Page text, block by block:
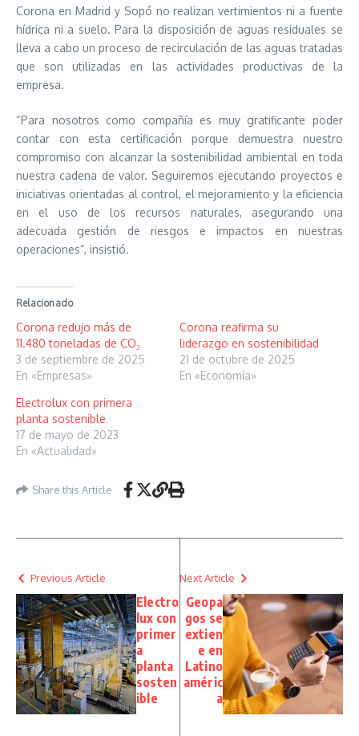
Corona en Madrid y Sopó no realizan vertimientos ni a fuente
hídrica ni a suelo. Para la disposición de aguas residuales se
lleva a cabo un proceso de recirculación de las aguas tratadas
que son utilizadas en las actividades productivas de la
empresa.
“Para nosotros como compañía es muy gratificante poder
contar con esta certificación porque demuestra nuestro
compromiso con alcanzar la sostenibilidad ambiental en toda
nuestra cadena de valor. Seguiremos ejecutando proyectos e
iniciativas orientadas al control, el mejoramiento y la eficiencia
en el uso de los recursos naturales, asegurando una
adecuada gestión de riesgos e impactos en nuestras
operaciones”, insistió.
Relacionado
Corona redujo más de
11.480 toneladas de CO₂
3 de septiembre de 2025
En «Empresas»
Corona reafirma su
liderazgo en sostenibilidad
21 de octubre de 2025
En «Economía»
Electrolux con primera
planta sostenible
17 de mayo de 2023
En «Actualidad»
Share this Article
Previous Article
Electro
lux con
primer
a
planta
sosten
ible
Next Article
Geopa
gos se
extien
e en
Latino
améric
a